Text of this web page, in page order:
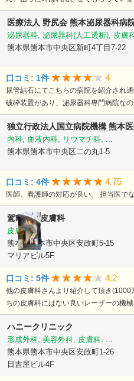
医療法人 野尻会 熊本泌尿器科病
泌尿器科, 泌尿器科(人工透析), 皮膚
熊本県熊本市中央区新町4丁目7-22
口コミ: 1件 4
尿管結石にてこちらの病院を紹介され
破砕装置があり、泌尿器科専門病院な
独立行政法人国立病院機構熊本医
内科, 血液内科, リウマチ科, ...
熊本県熊本市中央区二の丸1-5
口コミ: 4件 4.75
医師、看護師の対応が良い。 担当医で
駕町太田皮膚科
皮膚科
熊本県熊本市中央区安政町5-15
マリアビル5F
口コミ: 5件 4.2
他の皮膚科さんより紹介して頂き(1000
ちの皮膚科にはない良いレーザーの機
ハニークリニック
形成外科, 美容外科, 皮膚科, ...
熊本県熊本市中央区安政町1-26
日吉屋ビル4F